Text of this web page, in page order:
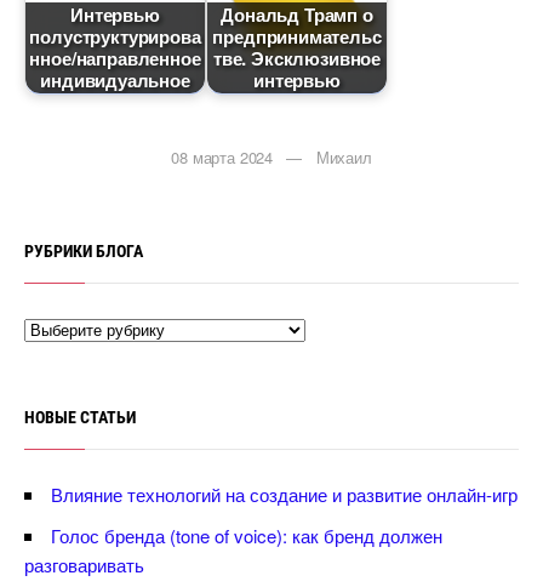
Интервью
полуструктурирова
нное/направленное
индивидуальное
Дональд Трамп о
предпринимательс
тве. Эксклюзивное
интервью
08 марта 2024 — Михаил
РУБРИКИ БЛОГА
НОВЫЕ СТАТЬИ
лияние технологий на создание и развитие онлайн-игр
Голос бренда (tone of voice): как бренд должен
разговаривать